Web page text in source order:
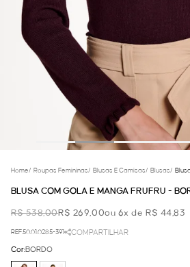
Home/ Roupas Femininas/ Blusas E Camisas/ Blusas/
BLUSA COM GOLA E MANGA FRUFRU -
R$ 538,00R$ 269,00ou 6x de R$ 44,83
REF.50.01.0285-391 COMPARTILHAR
Cor:BORDO